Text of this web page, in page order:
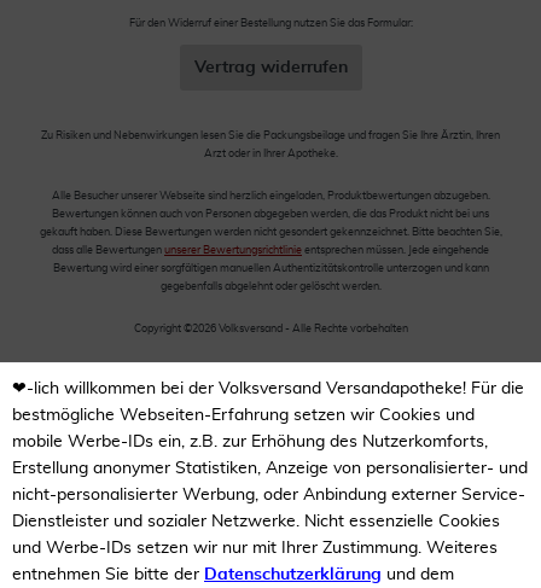
Für den Widerruf einer Bestellung nutzen Sie das Formular:
Vertrag widerrufen
Zu Risiken und Nebenwirkungen lesen Sie die Packungsbeilage und fragen Sie Ihre Ärztin, Ihren
Arzt oder in Ihrer Apotheke.
Alle Besucher unserer Webseite sind herzlich eingeladen, Produktbewertungen abzugeben.
Bewertungen können auch von Personen abgegeben werden, die das Produkt nicht bei uns
gekauft haben. Diese Bewertungen werden nicht gesondert gekennzeichnet. Bitte beachten Sie,
dass alle Bewertungen unserer Bewertungsrichtlinie entsprechen müssen. Jede eingehende
Bewertung wird einer sorgfältigen manuellen Authentizitätskontrolle unterzogen und kann
gegebenfalls abgelehnt oder gelöscht werden.
Copyright ©2026 Volksversand - Alle Rechte vorbehalten
❤-lich willkommen bei der Volksversand Versandapotheke! Für die
bestmögliche Webseiten-Erfahrung setzen wir Cookies und
mobile Werbe-IDs ein, z.B. zur Erhöhung des Nutzerkomforts,
Erstellung anonymer Statistiken, Anzeige von personalisierter- und
nicht-personalisierter Werbung, oder Anbindung externer Service-
Dienstleister und sozialer Netzwerke. Nicht essenzielle Cookies
und Werbe-IDs setzen wir nur mit Ihrer Zustimmung. Weiteres
entnehmen Sie bitte der Datenschutzerklärung und dem